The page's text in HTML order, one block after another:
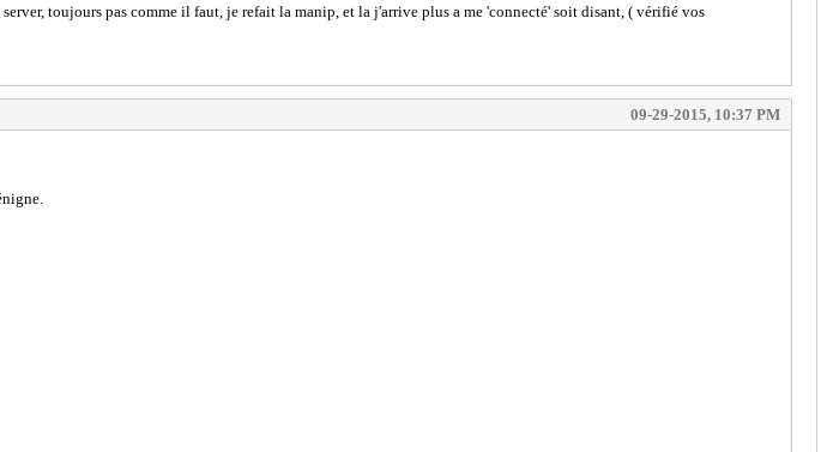
toujours pas comme il faut, je refait la manip, et la j'arrive plus a me 'connecté' soit disant, ( vérifié vos
09-29-2015, 10:37 PM